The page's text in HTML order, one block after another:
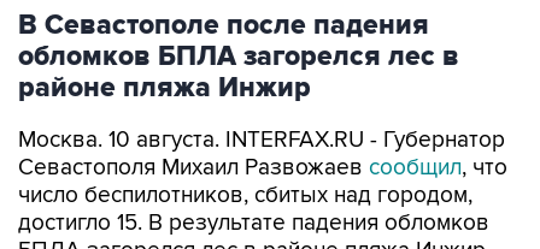
В Севастополе после падения
обломков БПЛА загорелся лес в
районе пляжа Инжир
Москва. 10 августа. INTERFAX.RU - Губернатор
Севастополя Михаил Развожаев сообщил, что
число беспилотников, сбитых над городом,
достигло 15. В результате падения обломков